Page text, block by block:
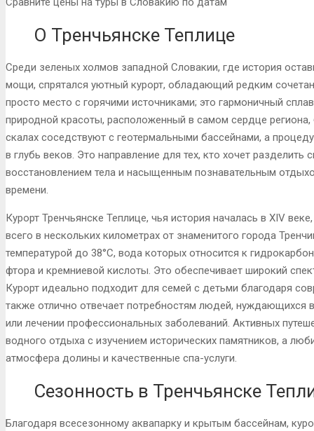
О Тренчьянске Теплице
Среди зеленых холмов западной Словакии, где история
мощи, спрятался уютный курорт, обладающий редким
просто место с горячими источниками; это гармоничный
природной красоты, расположенный в самом сердце
скалах соседствуют с геотермальными бассейнами, а
в глубь веков. Это направление для тех, кто хочет
восстановлением тела и насыщенным познавательным
времени.
Курорт Тренчьянске Теплице, чья история началась в XIV
всего в нескольких километрах от знаменитого города
температурой до 38°C, вода которых относится к
фтора и кремниевой кислоты. Это обеспечивает широкий
Курорт идеально подходит для семей с детьми благодаря
также отлично отвечает потребностям людей, нуждающихся
или лечении профессиональных заболеваний. Активных
водного отдыха с изучением исторических памятников, а
атмосфера долины и качественные спа-услуги.
Сезонность в Тренчьянске
Благодаря всесезонному аквапарку и крытым бассейнам,